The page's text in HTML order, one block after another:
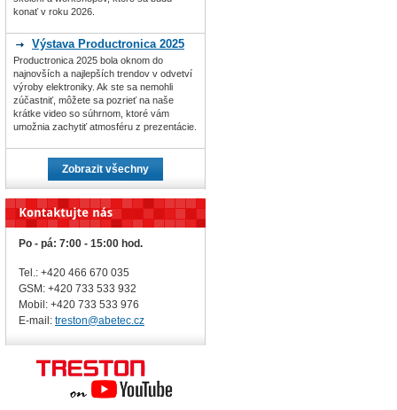
konať v roku 2026.
Výstava Productronica 2025
Productronica 2025 bola oknom do
najnovších a najlepších trendov v odvetví
výroby elektroniky. Ak ste sa nemohli
zúčastniť, môžete sa pozrieť na naše
krátke video so súhrnom, ktoré vám
umožnia zachytiť atmosféru z prezentácie.
Zobrazit všechny
Po - pá: 7:00 - 15:00 hod.
Tel.: +420 466 670 035
GSM: +420 733 533 932
Mobil: +420 733 533 976
E-mail: treston@abetec.cz